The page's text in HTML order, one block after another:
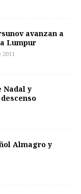
avanzan a
Lumpur
2011
Nadal y
Almagro y